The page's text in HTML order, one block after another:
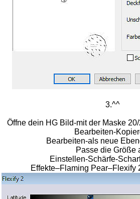
3.^^
Öffne dein HG Bild-mit der Maske
Bearbeiten-
Bearbeiten-als neue
Passe die Größe
Einstellen-Schärfe-
Effekte–Flaming Pear–Flexify